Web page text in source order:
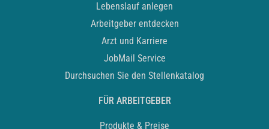
Lebenslauf anlegen
Arbeitgeber entdecken
Arzt und Karriere
JobMail Service
Durchsuchen Sie den Stellenkatalog
FÜR ARBEITGEBER
Produkte & Preise